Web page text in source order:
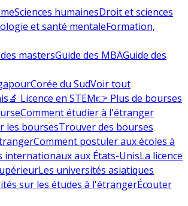
Sciences humainesDroit et sciences
et santé mentaleFormation,
mastersGuide des MBAGuide des
Corée du SudVoir tout
🔬 Licence en STEM👉 Plus de bourses
Comment étudier à l'étranger
les boursesTrouver des bourses
Comment postuler aux écoles à
aux États-UnisLa licence
Les universités asiatiques
sur les études à l'étrangerÉcouter